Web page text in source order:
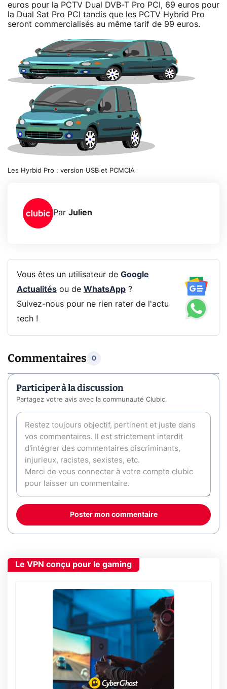
euros pour la PCTV Dual DVB-T Pro PCI, 69 euros pour
la Dual Sat Pro PCI tandis que les PCTV Hybrid Pro
seront commercialisés au même tarif de 99 euros.
Les Hyrbid Pro : version USB et PCMCIA
Par Julien
Vous êtes un utilisateur de Google
Actualitésou de WhatsApp?
Suivez-nous pour ne rien rater de l'actu
tech !
Commentaires 0
Participer à la discussion
Partagez votre avis avec la communauté Clubic.
Poster mon commentaire
Le VPN conçu pour le gaming